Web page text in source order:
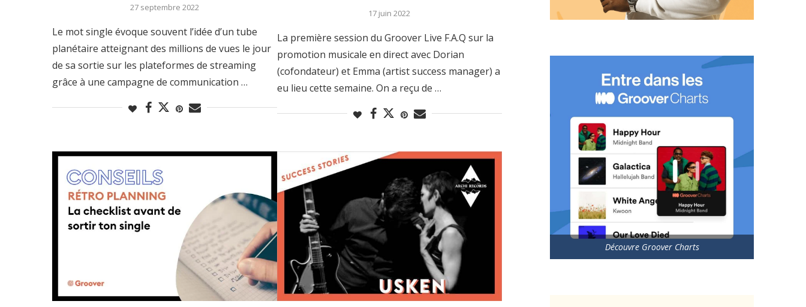
27 septembre 2022
Le mot single évoque souvent l’idée d’un tube
planétaire atteignant des millions de vues le jour
de sa sortie sur les plateformes de streaming
grâce à une campagne de communication …
17 juin 2022
La première session du Groover Live F.A.Q sur la
promotion musicale en direct avec Dorian
(cofondateur) et Emma (artist success manager) a
eu lieu cette semaine. On a reçu de …
Découvre Groover Charts